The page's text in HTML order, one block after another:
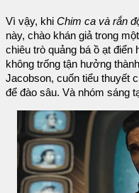
Vì vậy, khi Chim ca và rắn
này, chào khán giả trong
chiêu trò quảng bá ồ ạt
không trống tận hưởng
Jacobson, cuốn tiểu thuyết
để đào sâu. Và nhóm sáng